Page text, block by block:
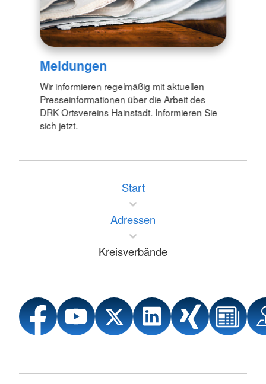
Meldungen
Wir informieren regelmäßig mit aktuellen
Presseinformationen über die Arbeit des
DRK Ortsvereins Hainstadt. Informieren Sie
sich jetzt.
Start
Adressen
Kreisverbände